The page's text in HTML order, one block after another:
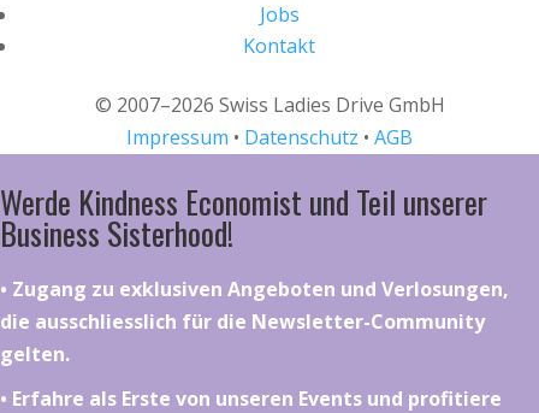
Jobs
Kontakt
© 2007–2026 Swiss Ladies Drive GmbH
Impressum • Datenschutz • AGB
Werde Kindness Economist und Teil unserer
Business Sisterhood!
•⁠ ⁠⁠Zugang zu exklusiven Angeboten und Verlosungen,
die ausschliesslich für die Newsletter-Community
gelten.
•⁠ ⁠⁠Erfahre als Erste von unseren Events und profitiere